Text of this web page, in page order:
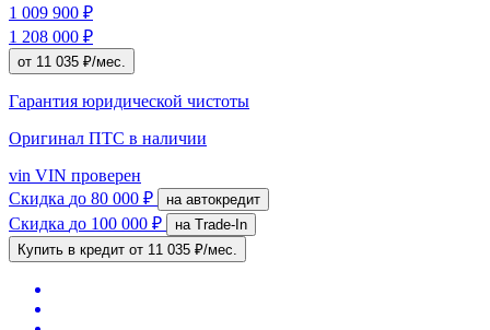
1 009 900 ₽
1 208 000 ₽
от 11 035 ₽/мес.
Гарантия юридической чистоты
Оригинал ПТС в наличии
vin VIN проверен
Скидка до 80 000 ₽ на автокредит
Скидка до 100 000 ₽
на Trade-In
Купить в кредит от 11 035 ₽/мес.